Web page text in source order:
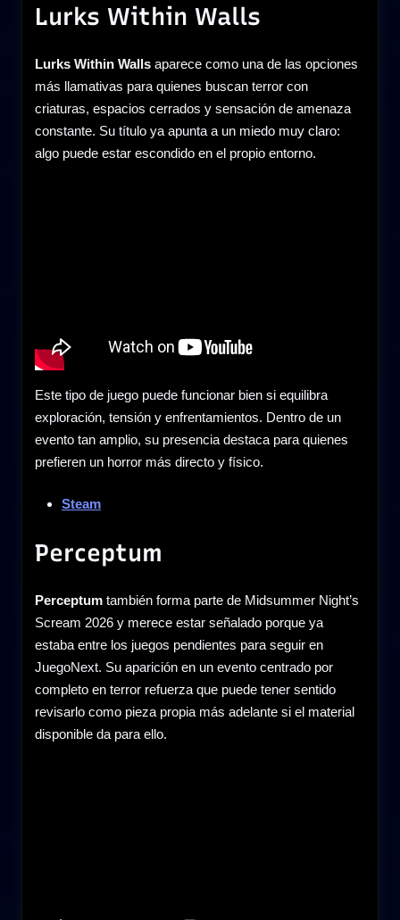
Lurks Within Walls
Lurks Within Walls aparece como una de las opciones
más llamativas para quienes buscan terror con
criaturas, espacios cerrados y sensación de amenaza
constante. Su título ya apunta a un miedo muy claro:
algo puede estar escondido en el propio entorno.
Este tipo de juego puede funcionar bien si equilibra
exploración, tensión y enfrentamientos. Dentro de un
evento tan amplio, su presencia destaca para quienes
prefieren un horror más directo y físico.
Steam
Perceptum
Perceptum también forma parte de Midsummer Night’s
Scream 2026 y merece estar señalado porque ya
estaba entre los juegos pendientes para seguir en
JuegoNext. Su aparición en un evento centrado por
completo en terror refuerza que puede tener sentido
revisarlo como pieza propia más adelante si el material
disponible da para ello.